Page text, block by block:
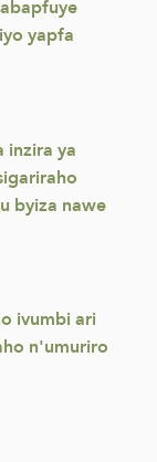
yapfa
ya
byiza nawe
ivumbi ari
n'umuriro